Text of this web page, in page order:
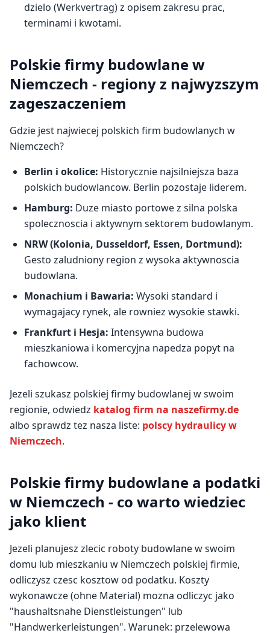
dzielo (Werkvertrag) z opisem zakresu prac,
terminami i kwotami.
Polskie firmy budowlane w
Niemczech - regiony z najwyzszym
zageszaczeniem
Gdzie jest najwiecej polskich firm budowlanych w
Niemczech?
Berlin i okolice: Historycznie najsilniejsza baza
polskich budowlancow. Berlin pozostaje liderem.
Hamburg: Duze miasto portowe z silna polska
spolecznoscia i aktywnym sektorem budowlanym.
NRW (Kolonia, Dusseldorf, Essen, Dortmund):
Gesto zaludniony region z wysoka aktywnoscia
budowlana.
Monachium i Bawaria: Wysoki standard i
wymagajacy rynek, ale rowniez wysokie stawki.
Frankfurt i Hesja: Intensywna budowa
mieszkaniowa i komercyjna napedza popyt na
fachowcow.
Jezeli szukasz polskiej firmy budowlanej w swoim
regionie, odwiedz katalog firm na naszefirmy.de
albo sprawdz tez nasza liste: polscy hydraulicy w
Niemczech.
Polskie firmy budowlane a podatki
w Niemczech - co warto wiedziec
jako klient
Jezeli planujesz zlecic roboty budowlane w swoim
domu lub mieszkaniu w Niemczech polskiej firmie,
odliczysz czesc kosztow od podatku. Koszty
wykonawcze (ohne Material) mozna odliczyc jako
"haushaltsnahe Dienstleistungen" lub
"Handwerkerleistungen". Warunek: przelewowa